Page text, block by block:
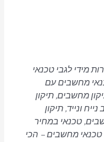
מידי לגבי טכנאי
מחשבים עם
מחשבים, תיקון
ונייד, תיקון
טכנאי במחיר
מחשבים – הכי